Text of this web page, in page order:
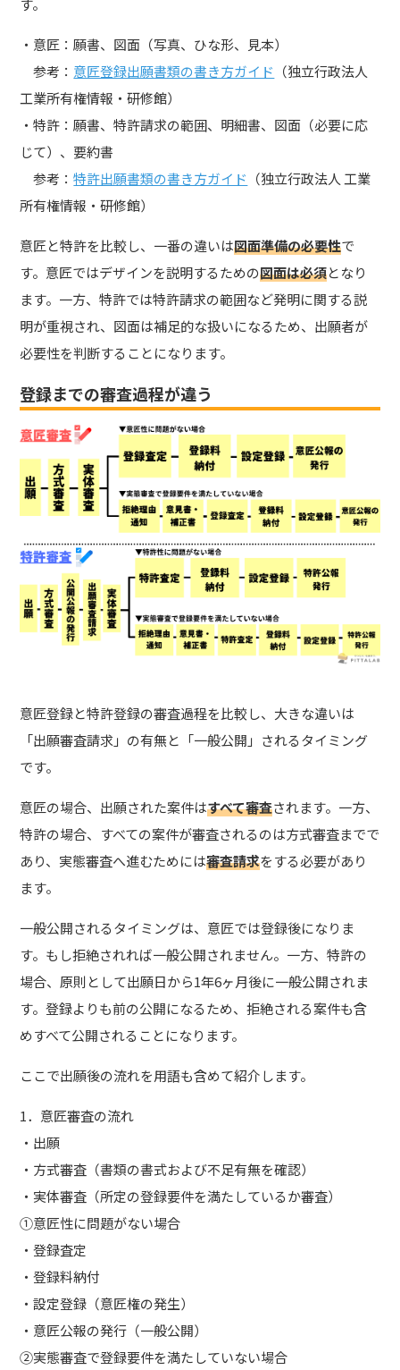
す。
・意匠：願書、図面（写真、ひな形、見本）
参考： 意匠登録出願書類の書き方ガイド （独立行政法人
工業所有権情報・研修館）
・特許：願書、特許請求の範囲、明細書、図面（必要に応
じて）、要約書
参考：特許出願書類の書き方ガイド （独立行政法人 工業
所有権情報・研修館）
意匠と特許を比較し、一番の違いは図面準備の必要性で
す。意匠ではデザインを説明するための図面は必須となり
ます。一方、特許では特許請求の範囲など発明に関する説
明が重視され、図面は補足的な扱いになるため、出願者が
必要性を判断することになります。
登録までの審査過程が違う
意匠登録と特許登録の審査過程を比較し、大きな違いは
「出願審査請求」の有無と「一般公開」されるタイミング
です。
意匠の場合、出願された案件はすべて審査されます。一方、
特許の場合、すべての案件が審査されるのは方式審査までで
あり、実態審査へ進むためには審査請求をする必要があり
ます。
一般公開されるタイミングは、意匠では登録後になりま
す。もし拒絶されれば一般公開されません。一方、特許の
場合、原則として出願日から1年6ヶ月後に一般公開されま
す。登録よりも前の公開になるため、拒絶される案件も含
めすべて公開されることになります。
ここで出願後の流れを用語も含めて紹介します。
1．意匠審査の流れ
・出願
・方式審査（書類の書式および不足有無を確認）
・実体審査（所定の登録要件を満たしているか審査）
①意匠性に問題がない場合
・登録査定
・登録料納付
・設定登録（意匠権の発生）
・意匠公報の発行（一般公開）
②実態審査で登録要件を満たしていない場合